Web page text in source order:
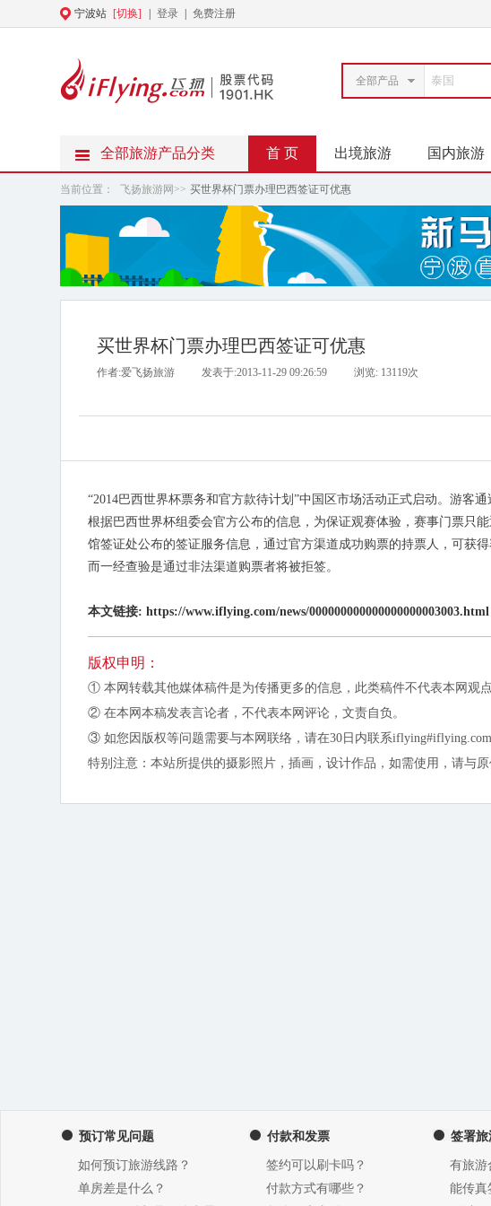
宁波站 [切换] 登录 免费注册
全部产品
全部旅游产品分类 首 页 出境旅游 国内旅游
当前位置： 飞扬旅游网 >> 买世界杯门票办理巴西签证可优惠
买世界杯门票办理巴西签证可优惠
作者:爱飞扬旅游 发表于:2013-11-29 09:26:59 浏览: 13119次
“2014巴西世界杯票务和官方款待计划”中国区市场活动正式启动。游客
根据巴西世界杯组委会官方公布的信息，为保证观赛体验，赛事门票只
馆签证处公布的签证服务信息，通过官方渠道成功购票的持票人，可获
而一经查验是通过非法渠道购票者将被拒签。
本文链接: https://www.iflying.com/news/000000000000000000003003.html
版权申明：
① 本网转载其他媒体稿件是为传播更多的信息，此类稿件不代表本网观
② 在本网本稿发表言论者，不代表本网评论，文责自负。
③ 如您因版权等问题需要与本网联络，请在30日内联系
特别注意：本站所提供的摄影照片，插画，设计作品，如需使用，请与
预订常见问题
如何预订旅游线路？
单房差是什么？
付款和发票
签约可以刷卡吗？
付款方式有哪些？
签署旅
有旅游
能传真